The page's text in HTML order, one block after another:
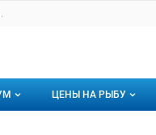
fishretail.ru
fishretail.ru
ЦЕНЫ НА РЫБУ